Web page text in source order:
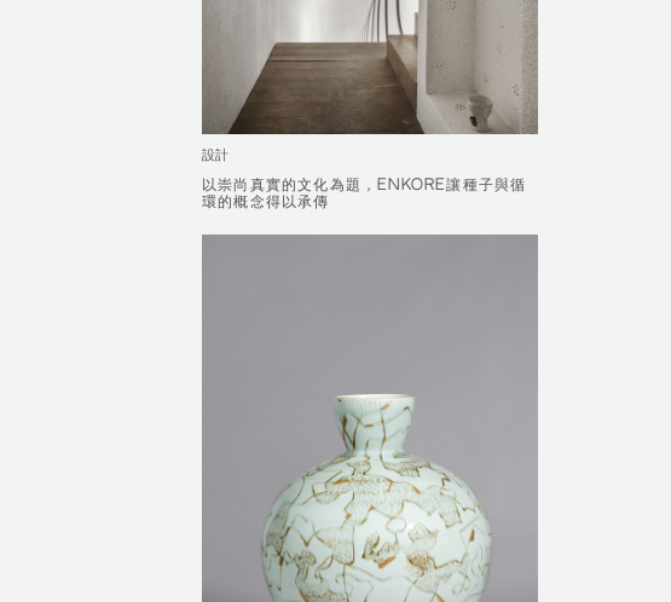
設計
以崇尚真實的文化為題，ENKORE讓種子與循
環的概念得以承傳
以崇尚真實的文化為題，ENKORE讓種子與循
環的概念得以承傳